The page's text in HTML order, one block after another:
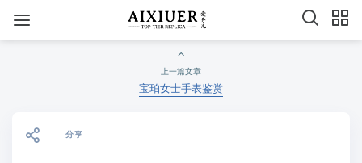
上一篇文章
宝珀女士手表鉴赏
分享